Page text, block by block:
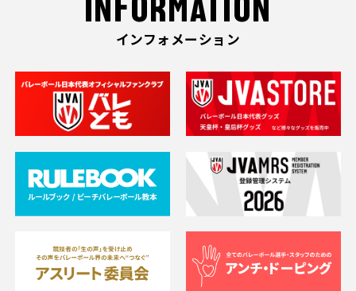
INFORMATION
インフォメーション